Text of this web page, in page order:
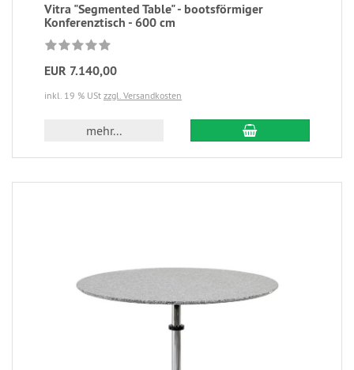
Vitra "Segmented Table" - bootsförmiger
Konferenztisch - 600 cm
EUR 7.140,00
inkl. 19 % USt zzgl. Versandkosten
mehr...